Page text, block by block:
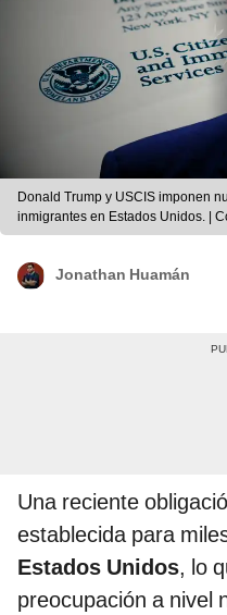
Donald Trump y USCIS imponen
inmigrantes en Estados Unidos. |
Jonathan Huamán
Una reciente
establecida para
Estados Unidos, lo
preocupación a nivel